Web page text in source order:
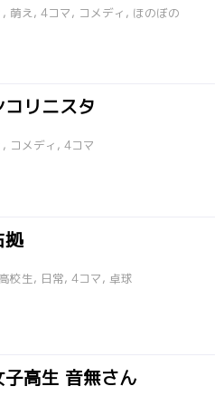
萌え, 4コマ, コメディ, ほのぼの
リニスタ
コメディ, 4コマ
拠
校生, 日常, 4コマ, 卓球
子高生 音無さん